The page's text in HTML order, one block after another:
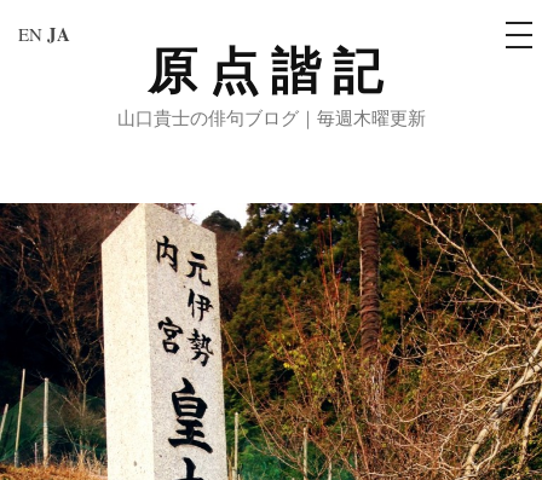
へ
ス
キ
ッ
原点諧記
山口貴士の俳句ブログ｜毎週木曜更新
メ
ニ
EN JA